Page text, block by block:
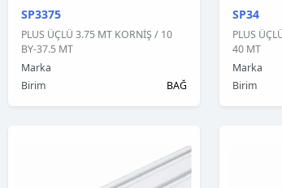
SP3375
PLUS ÜÇLÜ 3.75 MT KORNİŞ / 10
BY-37.5 MT
Marka
Birim
BAĞ
SP34
PLUS
40 MT
Marka
Birim